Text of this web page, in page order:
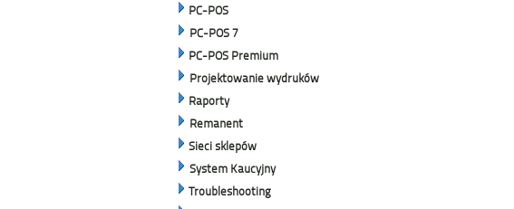
PC-POS
PC-POS 7
PC-POS Premium
Projektowanie wydruków
Raporty
Remanent
Sieci sklepów
System Kaucyjny
Troubleshooting